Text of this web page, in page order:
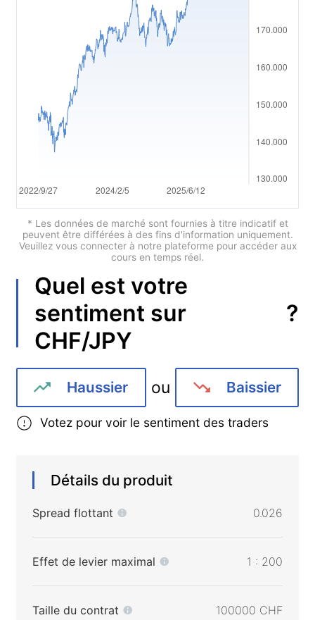
Tiếng việt
Bahasa Indonesia
Bahasa Melayu
हिन्दी
* Les données de marché sont fournies à titre indicatif et
peuvent être différées à des fins d'information uniquement.
Veuillez vous connecter à notre plateforme pour accéder aux
cours en temps réel.
Quel est votre
sentiment sur
CHF/JPY
?
Haussier ou Baissier
Votez pour voir le sentiment des traders
Détails du produit
Spread flottant 0.026
Effet de levier maximal 1 : 200
Taille du contrat 100000 CHF